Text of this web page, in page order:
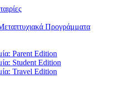
Προγράμματα
Parent Edition
Student Edition
Travel Edition